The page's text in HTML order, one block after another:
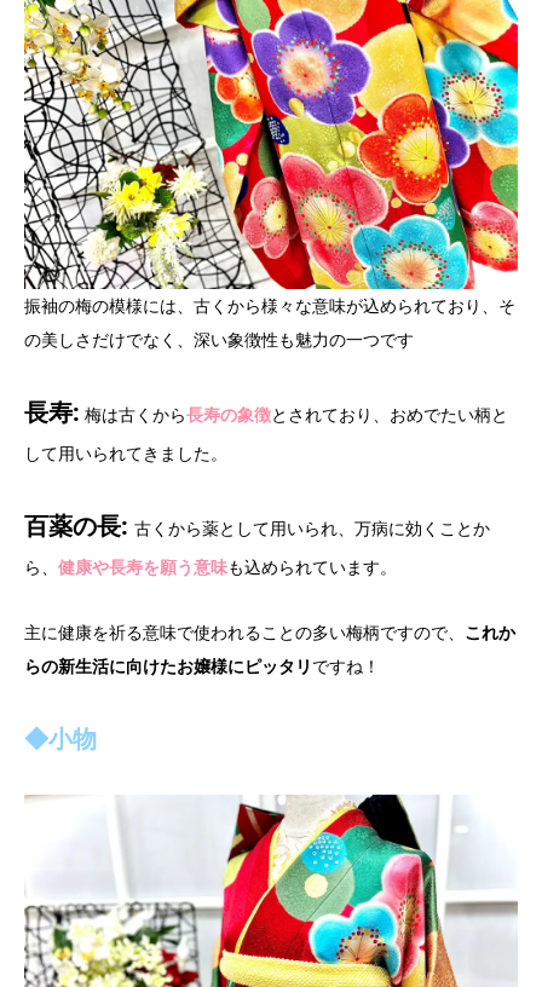
振袖の梅の模様には、古くから様々な意味が込められており、そ
の美しさだけでなく、深い象徴性も魅力の一つです
長寿: 梅は古くから長寿の象徴とされており、おめでたい柄と
して用いられてきました。
百薬の長: 古くから薬として用いられ、万病に効くことか
ら、 健康や長寿を願う意味も込められています。
主に健康を祈る意味で使われることの多い梅柄ですので、 これか
らの新生活に向けたお嬢様にピッタリ ですね！
◆小物